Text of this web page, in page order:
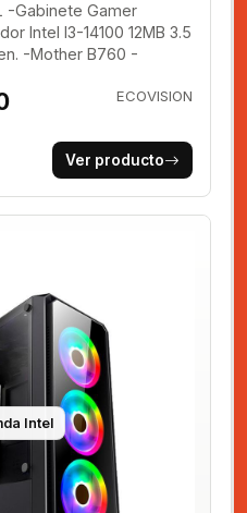
-Gabinete Gamer
Intel I3-14100 12MB 3.5
-Mother B760 -
ECOVISION
Ver producto
Intel